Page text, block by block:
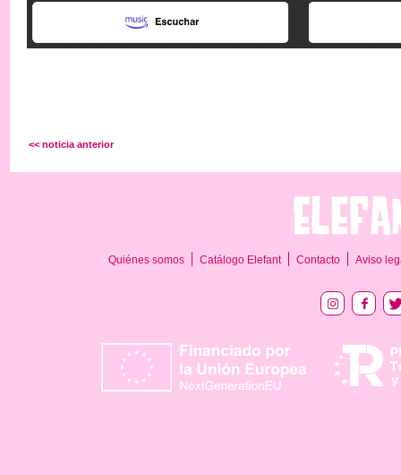
<< noticia anterior
Quiénes somos Catálogo Elefant Contacto Aviso